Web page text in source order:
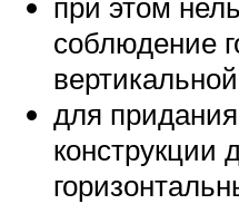
соблюдение
для
конструкции